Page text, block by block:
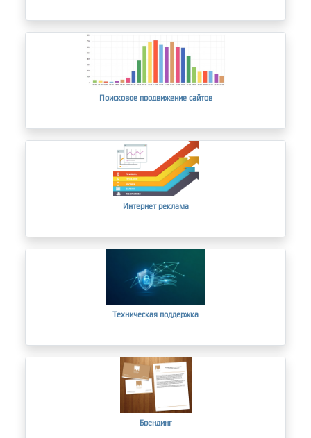
Поисковое продвижение сайтов
Интернет реклама
Техническая поддержка
Брендинг